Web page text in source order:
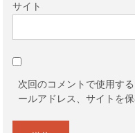
サイト
次回のコメントで使用す
ールアドレス、サイトを保